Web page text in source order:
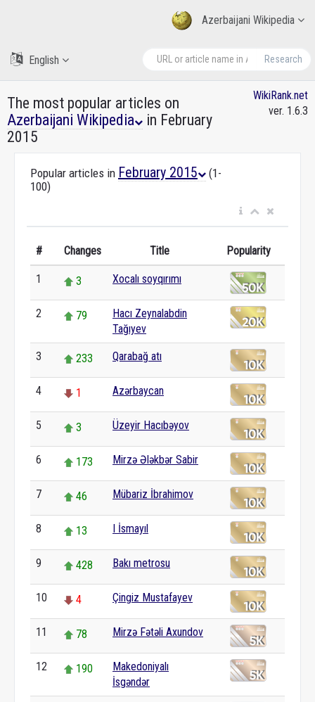
Azerbaijani Wikipedia
Research
English
The most popular articles on
Azerbaijani Wikipedia
in February
2015
WikiRank.net
ver. 1.6.3
Popular articles in February 2015
(1-
100)
# Changes Title Popularity
1 3 Xocalı soyqırımı
2 79
Hacı Zeynalabdin
Tağıyev
3 233 Qarabağ atı
4 1 Azərbaycan
5 3 Üzeyir Hacıbəyov
6 173 Mirzə Ələkbər Sabir
7 46 Mübariz İbrahimov
8 13 I İsmayıl
9 428 Bakı metrosu
10 4 Çingiz Mustafayev
11 78 Mirzə Fətəli Axundov
12 190
Makedoniyalı
İsgəndər